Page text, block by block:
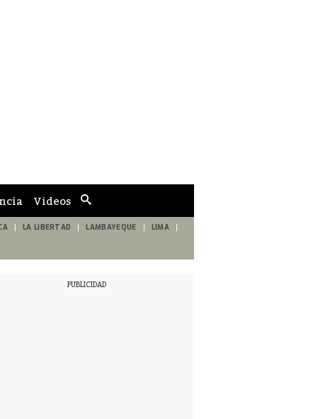
de
búsqueda
Videos
LA LIBERTAD LAMBAYEQUE LIMA